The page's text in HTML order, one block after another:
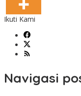
Ikuti Kami
Navigasi